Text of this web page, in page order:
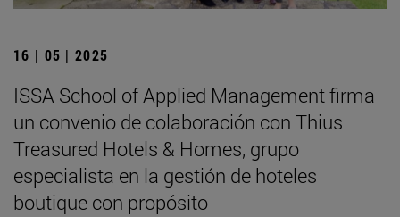
16 | 05 | 2025
ISSA School of Applied Management firma
un convenio de colaboración con Thius
Treasured Hotels & Homes, grupo
especialista en la gestión de hoteles
boutique con propósito